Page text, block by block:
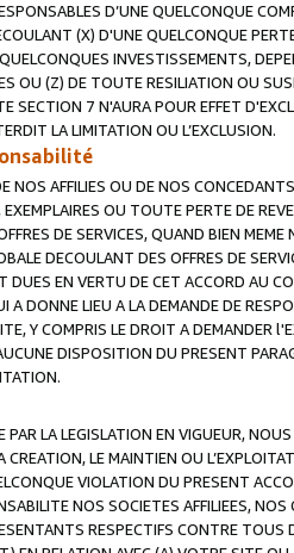
D’UNE QUELCONQUE
(X) D'UNE QUELCONQUE
INVESTISSEMENTS,
OU (Z) DE TOUTE RESILIATION OU
SECTION 7 N'AURA POUR EFFET
LA LIMITATION OU L’EXCLUSION.
NOS AFFILIES OU DE NOS
OU TOUTE PERTE DE
DE SERVICES, QUAND BIEN
DECOULANT DES OFFRES DE
DUES EN VERTU DE CET ACCORD AU
A DONNE LIEU A LA DEMANDE DE
Y COMPRIS LE DROIT A DEMANDER
DISPOSITION DU PRESENT
PAR LA LEGISLATION EN VIGUEUR,
CREATION, LE MAINTIEN OU
VIOLATION DU PRESENT
NOS SOCIETES AFFILIEES,
RESPECTIFS CONTRE